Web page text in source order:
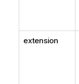
extension